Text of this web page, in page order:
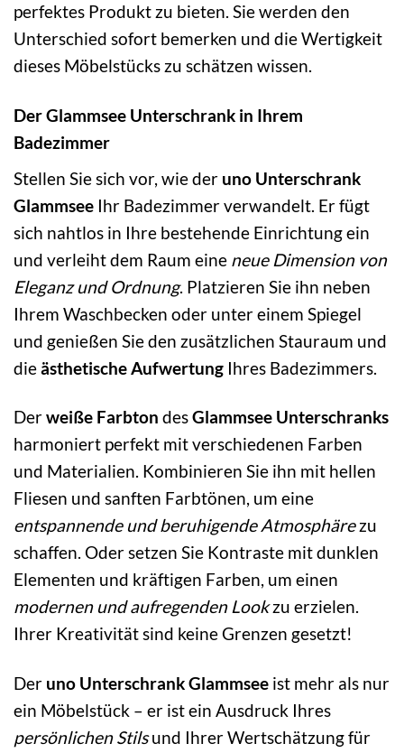
perfektes Produkt zu bieten. Sie werden den
Unterschied sofort bemerken und die Wertigkeit
dieses Möbelstücks zu schätzen wissen.
Der Glammsee Unterschrank in Ihrem
Badezimmer
Stellen Sie sich vor, wie der uno Unterschrank
Glammsee Ihr Badezimmer verwandelt. Er fügt
sich nahtlos in Ihre bestehende Einrichtung ein
und verleiht dem Raum eine neue Dimension von
Eleganz und Ordnung. Platzieren Sie ihn neben
Ihrem Waschbecken oder unter einem Spiegel
und genießen Sie den zusätzlichen Stauraum und
dieästhetische Aufwertung Ihres Badezimmers.
Derweiße Farbton desGlammsee Unterschranks
harmoniert perfekt mit verschiedenen Farben
und Materialien. Kombinieren Sie ihn mit hellen
Fliesen und sanften Farbtönen, um eine
entspannende und beruhigende Atmosphärezu
schaffen. Oder setzen Sie Kontraste mit dunklen
Elementen und kräftigen Farben, um einen
modernen und aufregenden Lookzu erzielen.
Ihrer Kreativität sind keine Grenzen gesetzt!
Der uno Unterschrank Glammsee ist mehr als nur
ein Möbelstück – er ist ein Ausdruck Ihres
persönlichen Stilsund Ihrer Wertschätzung für